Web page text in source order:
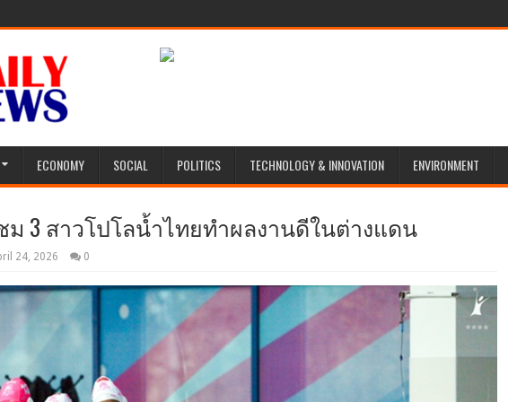
ECONOMY SOCIAL POLITICS TECHNOLOGY & INNOVATION ENVIRONMENT
3 สาวโปโลน้ำไทยทำผลงานดีในต่างแดน
24, 2026 0